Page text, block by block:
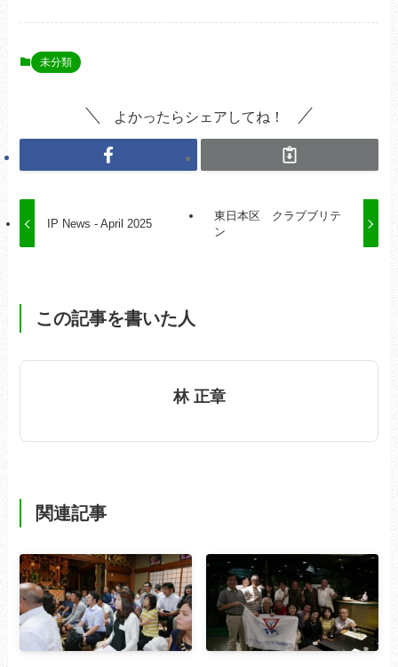
未分類
よかったらシェアしてね！
IP News - April 2025
東日本区 クラブブリテ
ン
この記事を書いた人
林 正章
関連記事